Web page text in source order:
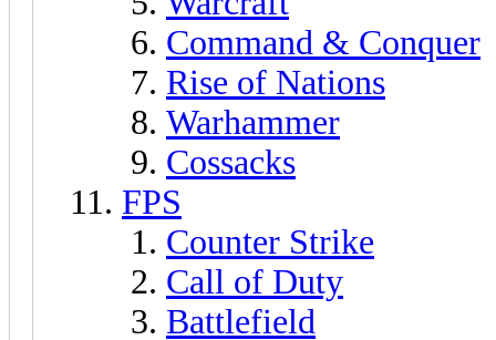
Command & Conquer
Rise of Nations
Warhammer
Cossacks
FPS
Counter Strike
Call of Duty
Battlefield